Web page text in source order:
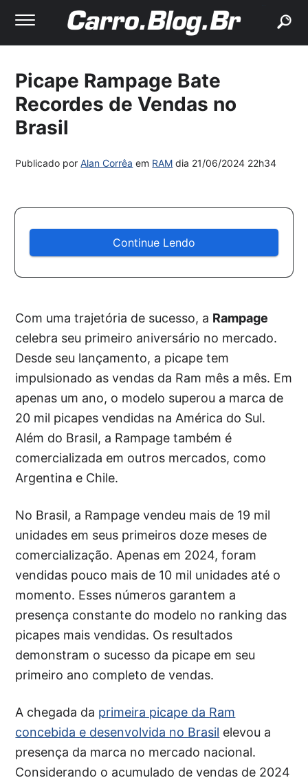
Picape Rampage Bate
Recordes de Vendas no
Brasil
Publicado porAlan Corrêa em RAM dia 21/06/2024 22h34
Continue Lendo
Com uma trajetória de sucesso, a Rampage
celebra seu primeiro aniversário no mercado.
Desde seu lançamento, a picape tem
impulsionado as vendas da Ram mês a mês. Em
apenas um ano, o modelo superou a marca de
20 mil picapes vendidas na América do Sul.
Além do Brasil, a Rampage também é
comercializada em outros mercados, como
Argentina e Chile.
No Brasil, a Rampage vendeu mais de 19 mil
unidades em seus primeiros doze meses de
comercialização. Apenas em 2024, foram
vendidas pouco mais de 10 mil unidades até o
momento. Esses números garantem a
presença constante do modelo no ranking das
picapes mais vendidas. Os resultados
demonstram o sucesso da picape em seu
primeiro ano completo de vendas.
A chegada da primeira picape da Ram
concebida e desenvolvida no Brasil elevou a
presença da marca no mercado nacional.
Considerando o acumulado de vendas de 2024